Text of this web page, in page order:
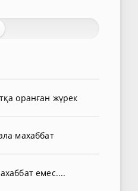
оранған жүрек
махаббат
емес....